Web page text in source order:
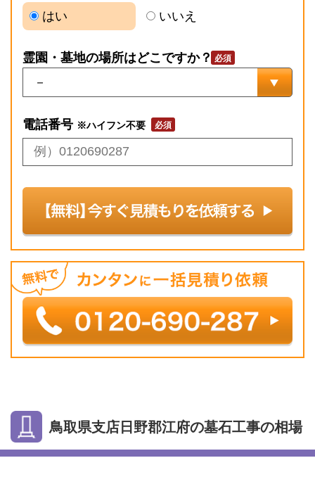
はい
いいえ
霊園・墓地の場所はどこですか？
電話番号 ※ハイフン不要
鳥取県支店日野郡江府の墓石工事の相場